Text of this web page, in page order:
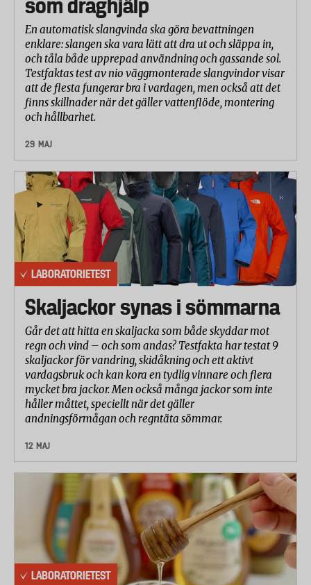
som draghjälp
En automatisk slangvinda ska göra bevattningen
enklare: slangen ska vara lätt att dra ut och släppa in,
och tåla både upprepad användning och gassande sol.
Testfaktas test av nio väggmonterade slangvindor visar
att de flesta fungerar bra i vardagen, men också att det
finns skillnader när det gäller vattenflöde, montering
och hållbarhet.
29 MAJ
LABORATORIETEST
Skaljackor synas i sömmarna
Går det att hitta en skaljacka som både skyddar mot
regn och vind – och som andas? Testfakta har testat 9
skaljackor för vandring, skidåkning och ett aktivt
vardagsbruk och kan kora en tydlig vinnare och flera
mycket bra jackor. Men också många jackor som inte
håller måttet, speciellt när det gäller
andningsförmågan och regntäta sömmar.
12 MAJ
LABORATORIETEST